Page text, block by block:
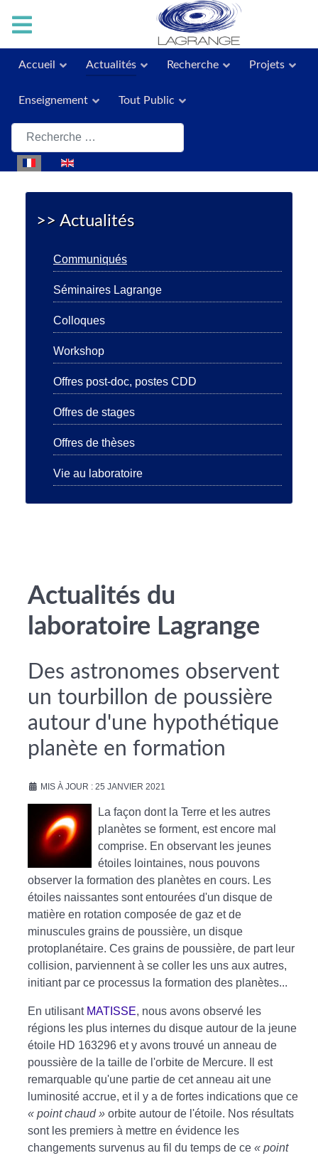
Accueil Actualités Recherche Projets
Enseignement Tout Public
Rechercher
Sélectionnez votre langue
>> Actualités
Communiqués
Séminaires Lagrange
Colloques
Workshop
Offres post-doc, postes CDD
Offres de stages
Offres de thèses
Vie au laboratoire
Actualités du
laboratoire Lagrange
Des astronomes observent
un tourbillon de poussière
autour d'une hypothétique
planète en formation
MIS À JOUR : 25 JANVIER 2021
La façon dont la Terre et les autres
planètes se forment, est encore mal
comprise. En observant les jeunes
étoiles lointaines, nous pouvons
observer la formation des planètes en cours. Les
étoiles naissantes sont entourées d'un disque de
matière en rotation composée de gaz et de
minuscules grains de poussière, un disque
protoplanétaire. Ces grains de poussière, de part leur
collision, parviennent à se coller les uns aux autres,
initiant par ce processus la formation des planètes...
En utilisant MATISSE, nous avons observé les
régions les plus internes du disque autour de la jeune
étoile HD 163296 et y avons trouvé un anneau de
poussière de la taille de l'orbite de Mercure. Il est
remarquable qu'une partie de cet anneau ait une
luminosité accrue, et il y a de fortes indications que ce
« point chaud » orbite autour de l'étoile. Nos résultats
sont les premiers à mettre en évidence les
changements survenus au fil du temps de ce « point